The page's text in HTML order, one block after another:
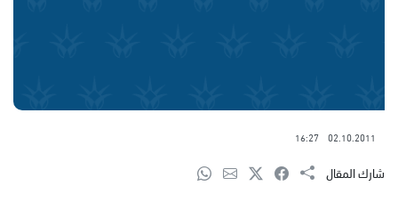
02.10.2011
16:27
شارك المقال